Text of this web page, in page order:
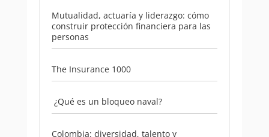
Mutualidad, actuaría y liderazgo: cómo
construir protección financiera para las
personas
The Insurance 1000
¿Qué es un bloqueo naval?
Colombia: diversidad, talento y